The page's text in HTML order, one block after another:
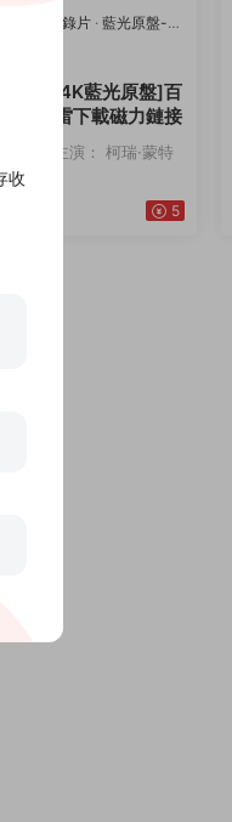
紀錄片 · 藍光原盤-演
唱會[4K藍光原盤]百
盤迅雷下載磁力鏈接
主演： 柯瑞·蒙特
5
收